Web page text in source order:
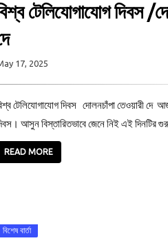
টেলিযোগাযোগ দিবস /
17, 2025
টেলিযোগাযোগ দিবস দোলনচাঁপা তেওয়ারী দে
আসুন বিস্তারিতভাবে জেনে নিই এই দিনটির
READ MORE
বিশেষ বার্তা